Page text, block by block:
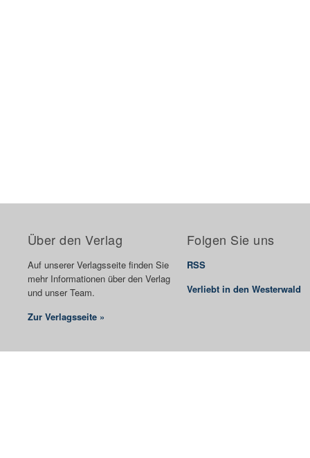
Über den Verlag
Auf unserer Verlagsseite finden Sie
mehr Informationen über den Verlag
und unser Team.
Zur Verlagsseite »
Folgen Sie uns
RSS
Verliebt in den Westerwald